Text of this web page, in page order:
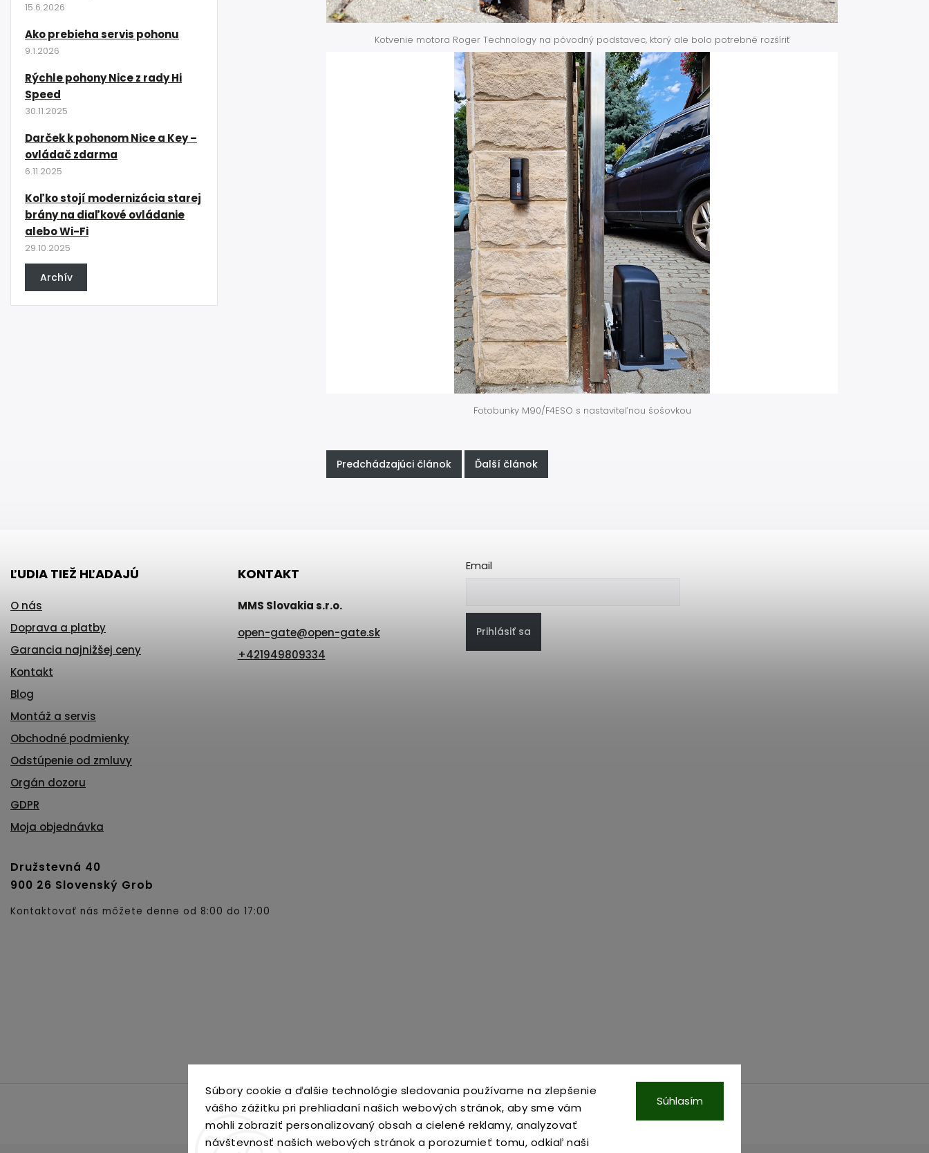
Súbory cookie a ďalšie technológie sledovania používame na zlepšenie
vášho zážitku pri prehliadaní našich webových stránok, aby sme vám
mohli zobraziť personalizovaný obsah a cielené reklamy, analyzovať
návštevnosť našich webových stránok a porozumieť tomu, odkiaľ naši
Súhlasím
15.6.2026
Ako prebieha servis pohonu
9.1.2026
Rýchle pohony Nice z rady Hi
Speed
30.11.2025
Darček k pohonom Nice a Key –
ovládač zdarma
6.11.2025
Koľko stojí modernizácia starej
brány na diaľkové ovládanie
alebo Wi-Fi
29.10.2025
Archív
Kotvenie motora Roger Technology na pôvodný podstavec, ktorý ale bolo potrebné rozšíriť
Fotobunky M90/F4ESO s nastaviteľnou šošovkou
Predchádzajúci článok Ďalší článok
ĽUDIA TIEŽ HĽADAJÚ
O nás
Doprava a platby
Garancia najnižšej ceny
Kontakt
Blog
Montáž a servis
Obchodné podmienky
Odstúpenie od zmluvy
Orgán dozoru
GDPR
Moja objednávka
KONTAKT
MMS Slovakia s.r.o.
open-gate@open-gate.sk
+421949809334
Email
Prihlásiť sa
Družstevná 40
900 26 Slovenský Grob
Kontaktovať nás môžete denne od 8:00 do 17:00
open-gate.cz montazpohonu.sk